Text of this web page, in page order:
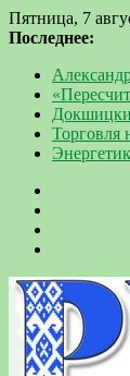
Пятница, 7
Последнее:
Торговля